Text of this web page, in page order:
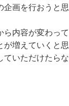
企画を行おうと思
ら内容が変わっ
が増えていくと
ていただけたらな